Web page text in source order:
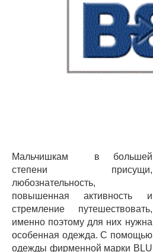
Мальчишкам в большей
степени присущи,
любознательность,
повышенная активность и
стремление путешествовать,
именно поэтому для них нужна
особенная одежда. С помощью
одежды фирменной марки BLU